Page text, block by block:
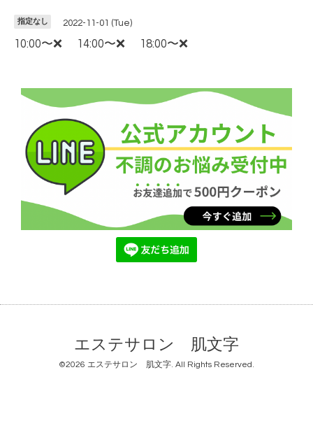
指定なし 2022-11-01 (Tue)
10:00〜❌ 14:00〜❌ 18:00〜❌
エステサロン 肌文字
©2026 エステサロン 肌文字. All Rights Reserved.